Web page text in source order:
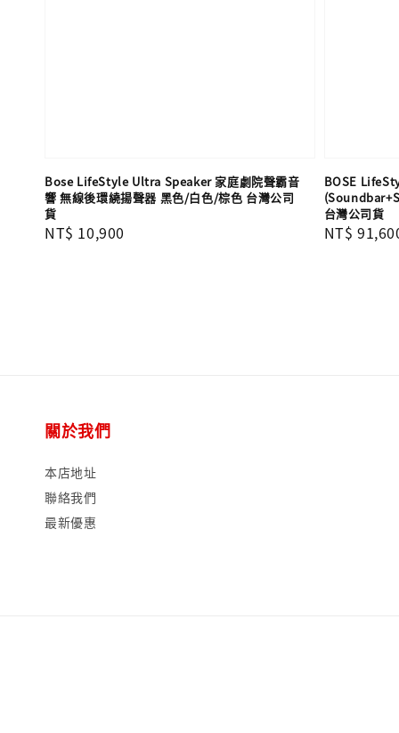
Bose LifeStyle Ultra Speaker 家庭劇院聲霸音
響 無線後環繞揚聲器 黑色/白色/棕色 台灣公司
貨
Regular
NT$ 10,900
BOSE
台灣公司貨
Regular
NT$
關於我們
本店地址
聯絡我們
最新優惠